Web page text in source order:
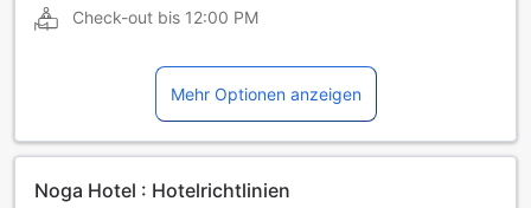
Check-out bis 12:00 PM
Mehr Optionen anzeigen
Noga Hotel : Hotelrichtlinien